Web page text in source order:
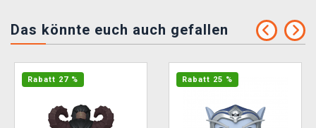
Das könnte euch auch gefallen
Rabatt 27 % Rabatt 25 %